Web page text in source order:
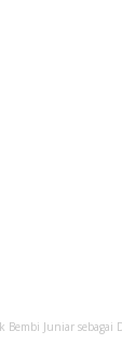
Bembi Juniar